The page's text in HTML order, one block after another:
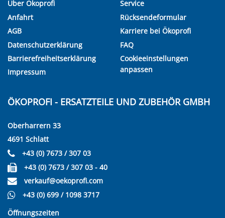
Über Ökoprofi
Anfahrt
AGB
Datenschutzerklärung
Barrierefreiheitserklärung
Impressum
Service
Rücksendeformular
Karriere bei Ökoprofi
FAQ
Cookieeinstellungen
anpassen
ÖKOPROFI - ERSATZTEILE UND ZUBEHÖR GMBH
Oberharrern 33
4691 Schlatt
+43 (0) 7673 / 307 03
+43 (0) 7673 / 307 03 - 40
verkauf@oekoprofi.com
+43 (0) 699 / 1098 3717
Öffnungszeiten